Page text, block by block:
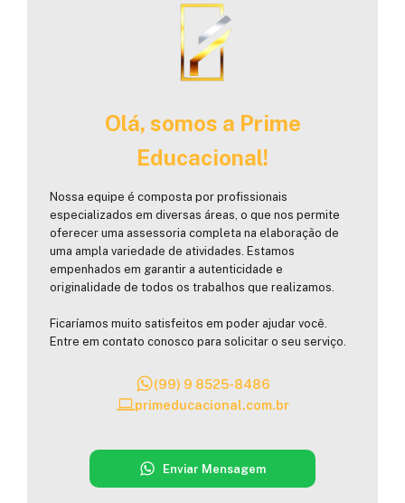
Olá, somos a Prime
Educacional!
Nossa equipe é composta por profissionais
especializados em diversas áreas, o que nos permite
oferecer uma assessoria completa na elaboração de
uma ampla variedade de atividades. Estamos
empenhados em garantir a autenticidade e
originalidade de todos os trabalhos que realizamos.
Ficaríamos muito satisfeitos em poder ajudar você.
Entre em contato conosco para solicitar o seu serviço.
(99) 9 8525-8486
primeducacional.com.br
Enviar Mensagem